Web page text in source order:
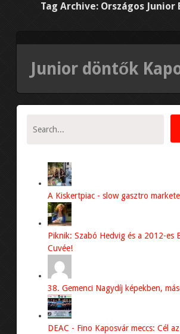
SZEKSZÁRDI PROGRAMOK
PROGRAMOK-KAPOSVÁR
PÉCSI ÉLET
SPORT
FOTÓINK
KULTÚRA
KERÉKPÁR
Tag Archive: Országos Junior
Junior döntők
A Kiskertpiac - slow gasztro
Piknik: Szabó Hedvig és a 2012-es
Cuvée!
38. Gemenci Nagydíj képekben,
DEAC - Fino Kaposvár meccs: Cél